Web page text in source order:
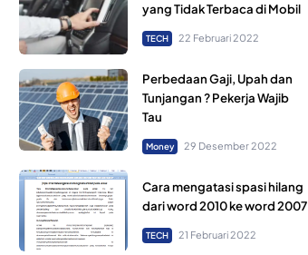
yang Tidak Terbaca di Mobil
TECH 22 Februari 2022
Perbedaan Gaji, Upah dan
Tunjangan ? Pekerja Wajib
Tau
Money 29 Desember 2022
Cara mengatasi spasi hilang
dari word 2010 ke word 2007
TECH 21 Februari 2022